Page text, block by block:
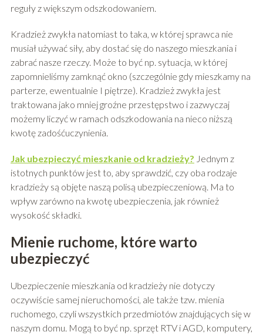
reguły z większym odszkodowaniem.
Kradzież zwykła natomiast to taka, w której sprawca nie
musiał używać siły, aby dostać się do naszego mieszkania i
zabrać nasze rzeczy. Może to być np. sytuacja, w której
zapomnieliśmy zamknąć okno (szczególnie gdy mieszkamy na
parterze, ewentualnie I piętrze). Kradzież zwykła jest
traktowana jako mniej groźne przestępstwo i zazwyczaj
możemy liczyć w ramach odszkodowania na nieco niższą
kwotę zadośćuczynienia.
Jak ubezpieczyć mieszkanie od kradzieży? Jednym z
istotnych punktów jest to, aby sprawdzić, czy oba rodzaje
kradzieży są objęte naszą polisą ubezpieczeniową. Ma to
wpływ zarówno na kwotę ubezpieczenia, jak również
wysokość składki.
Mienie ruchome, które warto
ubezpieczyć
Ubezpieczenie mieszkania od kradzieży nie dotyczy
oczywiście samej nieruchomości, ale także tzw. mienia
ruchomego, czyli wszystkich przedmiotów znajdujących się w
naszym domu. Mogą to być np. sprzęt RTV i AGD, komputery,